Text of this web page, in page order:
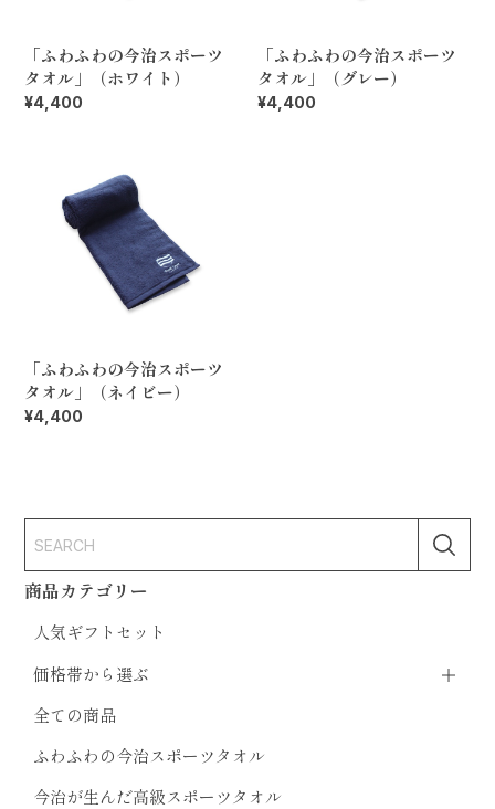
商品カテゴリー
人気ギフトセット
価格帯から選ぶ
全ての商品
ふわふわの今治スポーツタオル
今治が生んだ高級スポーツタオル
「ふわふわの今治スポーツ
タオル」（ホワイト）
¥4,400
「ふわふわの今治スポーツ
タオル」（グレー）
¥4,400
「ふわふわの今治スポーツ
タオル」（ネイビー）
¥4,400